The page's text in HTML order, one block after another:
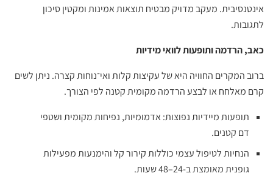
אינטנסיבית. מעקב מדויק מבטיח תוצאות אמינות ומקטין סיכון
לתגובות.
כאב, הרדמה ותופעות לוואי מידיות
ברוב המקרים החוויה היא של עקיצות קלות ואי־נוחות קצרה. ניתן לשים
קרם מאלחח או לבצע הרדמה מקומית קטנה לפי הצורך.
תופעות מיידיות נפוצות: אדמומיות, נפיחות מקומית ושטפי
דם קטנים.
הנחיות לטיפול עצמי כוללות קירור קל והימנעות מפעילות
גופנית מאומצת ב-24–48 שעות.